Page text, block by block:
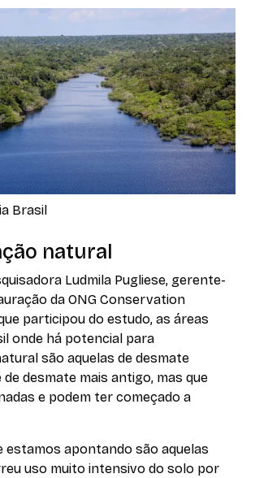
Brasil
natural
Ludmila Pugliese, gerente-
da ONG Conservation
participou do estudo, as áreas
onde há potencial para
são aquelas de desmate
desmate mais antigo, mas que
e podem ter começado a
estamos apontando são aquelas
uso muito intensivo do solo por